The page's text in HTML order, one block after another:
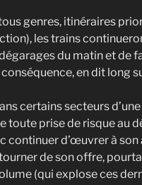
genres, itinéraires
les trains
du matin et de
en dit long
certains secteurs
toute prise de risque au
continuer d’œuvrer à
de son offre,
(qui explose ces